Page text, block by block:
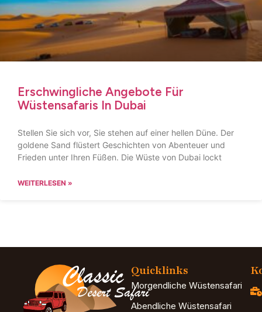
Erschwingliche Angebote Für
Wüstensafaris In Dubai
Stellen Sie sich vor, Sie stehen auf einer hellen Düne. Der
goldene Sand flüstert Geschichten von Abenteuer und
Frieden unter Ihren Füßen. Die Wüste von Dubai lockt
WEITERLESEN »
Quicklinks
Morgendliche Wüstensafari
Abendliche Wüstensafari